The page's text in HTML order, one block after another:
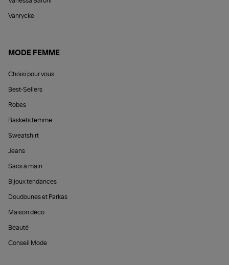
Vanrycke
MODE FEMME
Choisi pour vous
Best-Sellers
Robes
Baskets femme
Sweatshirt
Jeans
Sacs à main
Bijoux tendances
Doudounes et Parkas
Maison déco
Beauté
Conseil Mode